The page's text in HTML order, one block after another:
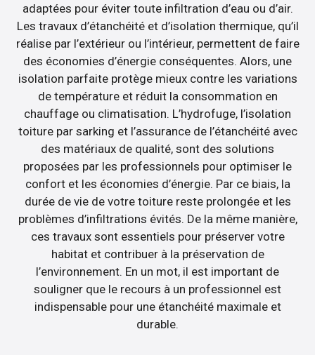
adaptées pour éviter toute infiltration d’eau ou d’air.
Les travaux d’étanchéité et d’isolation thermique, qu’il
réalise par l’extérieur ou l’intérieur, permettent de faire
des économies d’énergie conséquentes. Alors, une
isolation parfaite protège mieux contre les variations
de température et réduit la consommation en
chauffage ou climatisation. L’hydrofuge, l’isolation
toiture par sarking et l’assurance de l’étanchéité avec
des matériaux de qualité, sont des solutions
proposées par les professionnels pour optimiser le
confort et les économies d’énergie. Par ce biais, la
durée de vie de votre toiture reste prolongée et les
problèmes d’infiltrations évités. De la même manière,
ces travaux sont essentiels pour préserver votre
habitat et contribuer à la préservation de
l’environnement. En un mot, il est important de
souligner que le recours à un professionnel est
indispensable pour une étanchéité maximale et
durable.